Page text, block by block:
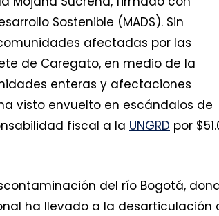
Sostenible (MADS). Sin
afectadas por las
de Caregato, en medio de la
enteras y afectaciones
visto envuelto en escándalos de
fiscal a la UNGRD por
del río Bogotá,
ha llevado a la desarticulación